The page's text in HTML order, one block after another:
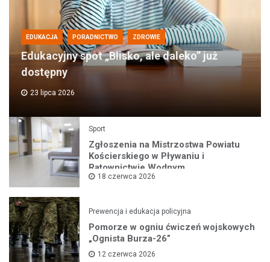
EDUKACJA PORADNICTWO ZDROWIE
Edukacyjny spot „Blisko, ale daleko” już
dostępny
23 lipca 2026
Sport
Zgłoszenia na Mistrzostwa Powiatu
Kościerskiego w Pływaniu i
Ratownictwie Wodnym
18 czerwca 2026
Prewencja i edukacja policyjna
Pomorze w ogniu ćwiczeń wojskowych
„Ognista Burza-26”
12 czerwca 2026